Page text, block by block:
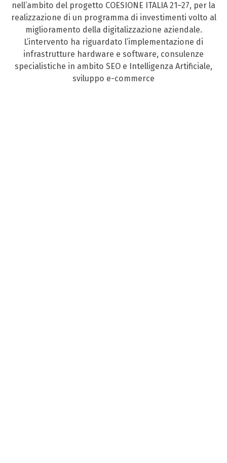
nell’ambito del progetto COESIONE ITALIA 21–27, per la
realizzazione di un programma di investimenti volto al
miglioramento della digitalizzazione aziendale.
L’intervento ha riguardato l’implementazione di
infrastrutture hardware e software, consulenze
specialistiche in ambito SEO e Intelligenza Artificiale,
sviluppo e-commerce